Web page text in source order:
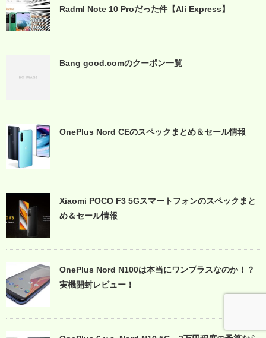
Radml Note 10 Proだった件【Ali Express】
Bang good.comのクーポン一覧
OnePlus Nord CEのスペックまとめ＆セール情報
Xiaomi POCO F3 5Gスマートフォンのスペックまと
め＆セール情報
OnePlus Nord N100は本当にワンプラスなのか！？
実機開封レビュー！